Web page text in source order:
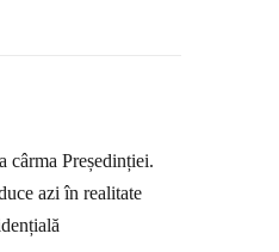
cârma Președinției.
azi în realitate